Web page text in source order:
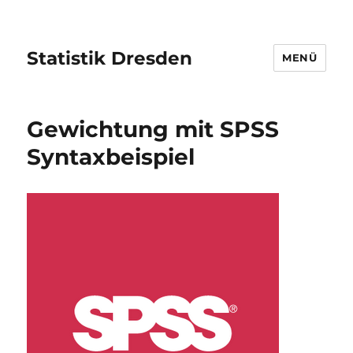
Statistik Dresden MENÜ
Gewichtung mit SPSS
Syntaxbeispiel